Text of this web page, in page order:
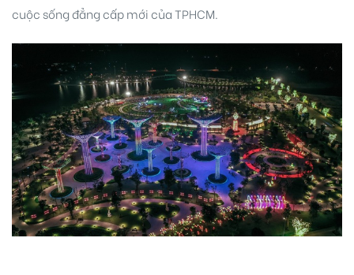
cuộc sống đẳng cấp mới của TPHCM.